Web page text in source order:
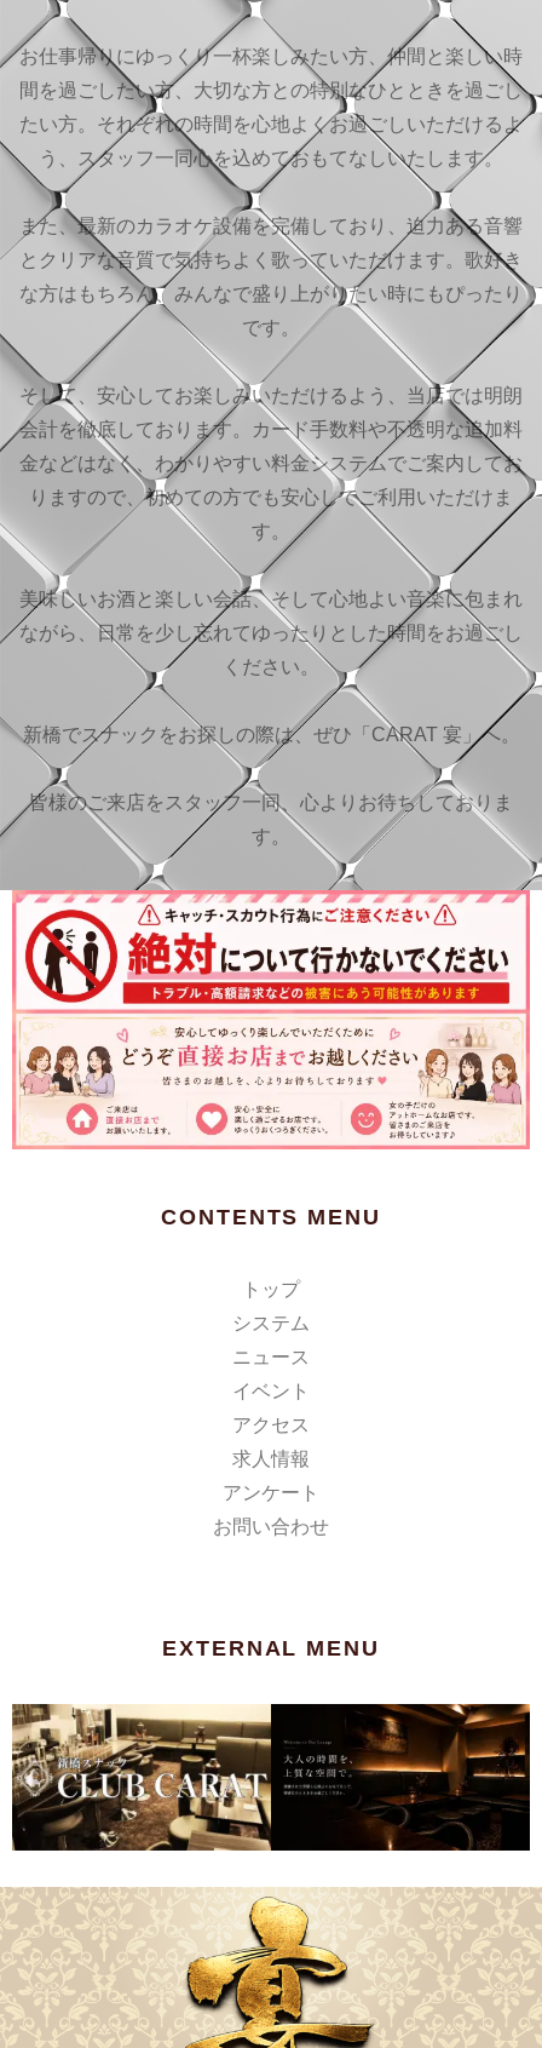
お仕事帰りにゆっくり一杯楽しみたい方、仲間と楽しい時
間を過ごしたい方、大切な方との特別なひとときを過ごし
たい方。それぞれの時間を心地よくお過ごしいただけるよ
う、スタッフ一同心を込めておもてなしいたします。
また、最新のカラオケ設備を完備しており、迫力ある音響
とクリアな音質で気持ちよく歌っていただけます。歌好き
な方はもちろん、みんなで盛り上がりたい時にもぴったり
です。
そして、安心してお楽しみいただけるよう、当店では明朗
会計を徹底しております。カード手数料や不透明な追加料
金などはなく、わかりやすい料金システムでご案内してお
りますので、初めての方でも安心してご利用いただけま
す。
美味しいお酒と楽しい会話、そして心地よい音楽に包まれ
ながら、日常を少し忘れてゆったりとした時間をお過ごし
ください。
新橋でスナックをお探しの際は、ぜひ「CARAT 宴」へ。
皆様のご来店をスタッフ一同、心よりお待ちしておりま
す。
CONTENTS MENU
トップ
システム
ニュース
イベント
アクセス
求人情報
アンケート
お問い合わせ
EXTERNAL MENU